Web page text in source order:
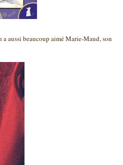
a aussi beaucoup aimé Marie-Maud, son